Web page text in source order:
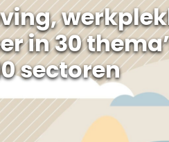
in 30
sectoren